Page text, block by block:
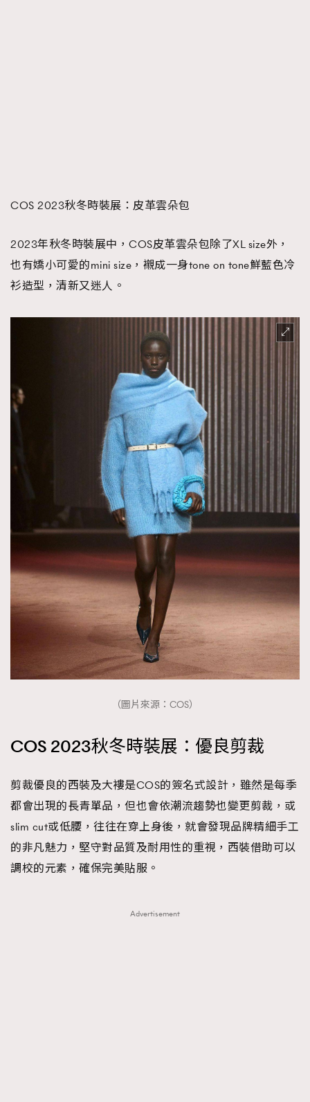
COS 2023秋冬時裝展：皮革雲朵包
2023年秋冬時裝展中，COS皮革雲朵包除了XL size外，
也有嬌小可愛的mini size，襯成一身tone on tone鮮藍色冷
衫造型，清新又迷人。
（圖片來源：COS）
COS 2023秋冬時裝展：優良剪裁
剪裁優良的西裝及大褸是COS的簽名式設計，雖然是每季
都會出現的長青單品，但也會依潮流趨勢也變更剪裁，或
slim cut或低腰，往往在穿上身後，就會發現品牌精細手工
的非凡魅力，堅守對品質及耐用性的重視，西裝借助可以
調校的元素，確保完美貼服。
Advertisement